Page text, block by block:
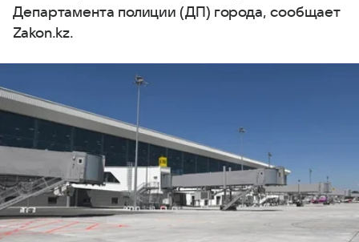
Департамента полиции (ДП) города, сообщает
Zakon.kz.